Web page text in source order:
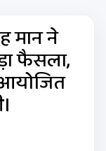
मान ने
फैसला,